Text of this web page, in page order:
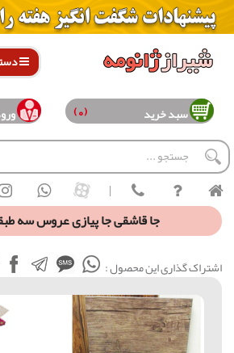
سبد خرید (0)
|
جا قاشقی جا پیازی عروس سه
اشتراک گذاری این محصول :